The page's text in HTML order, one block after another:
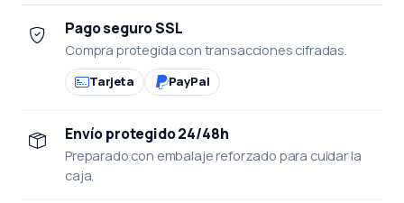
Pago seguro SSL
Compra protegida con transacciones cifradas.
Tarjeta PayPal
Envío protegido 24/48h
Preparado con embalaje reforzado para cuidar la
caja.